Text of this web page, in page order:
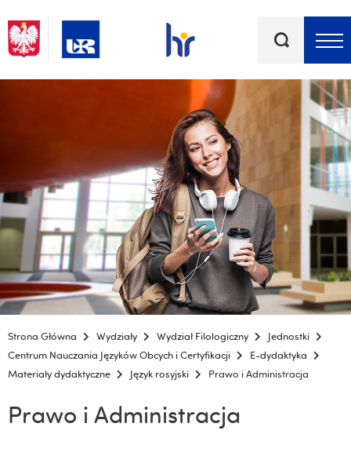
kluczowe
Strona Główna Wydziały Wydział Filologiczny
Jednostki
Centrum Nauczania Języków Obcych i Certyfikacji
E-dydaktyka
Materiały dydaktyczne
Język rosyjski Prawo i Administracja
Prawo i Administracja